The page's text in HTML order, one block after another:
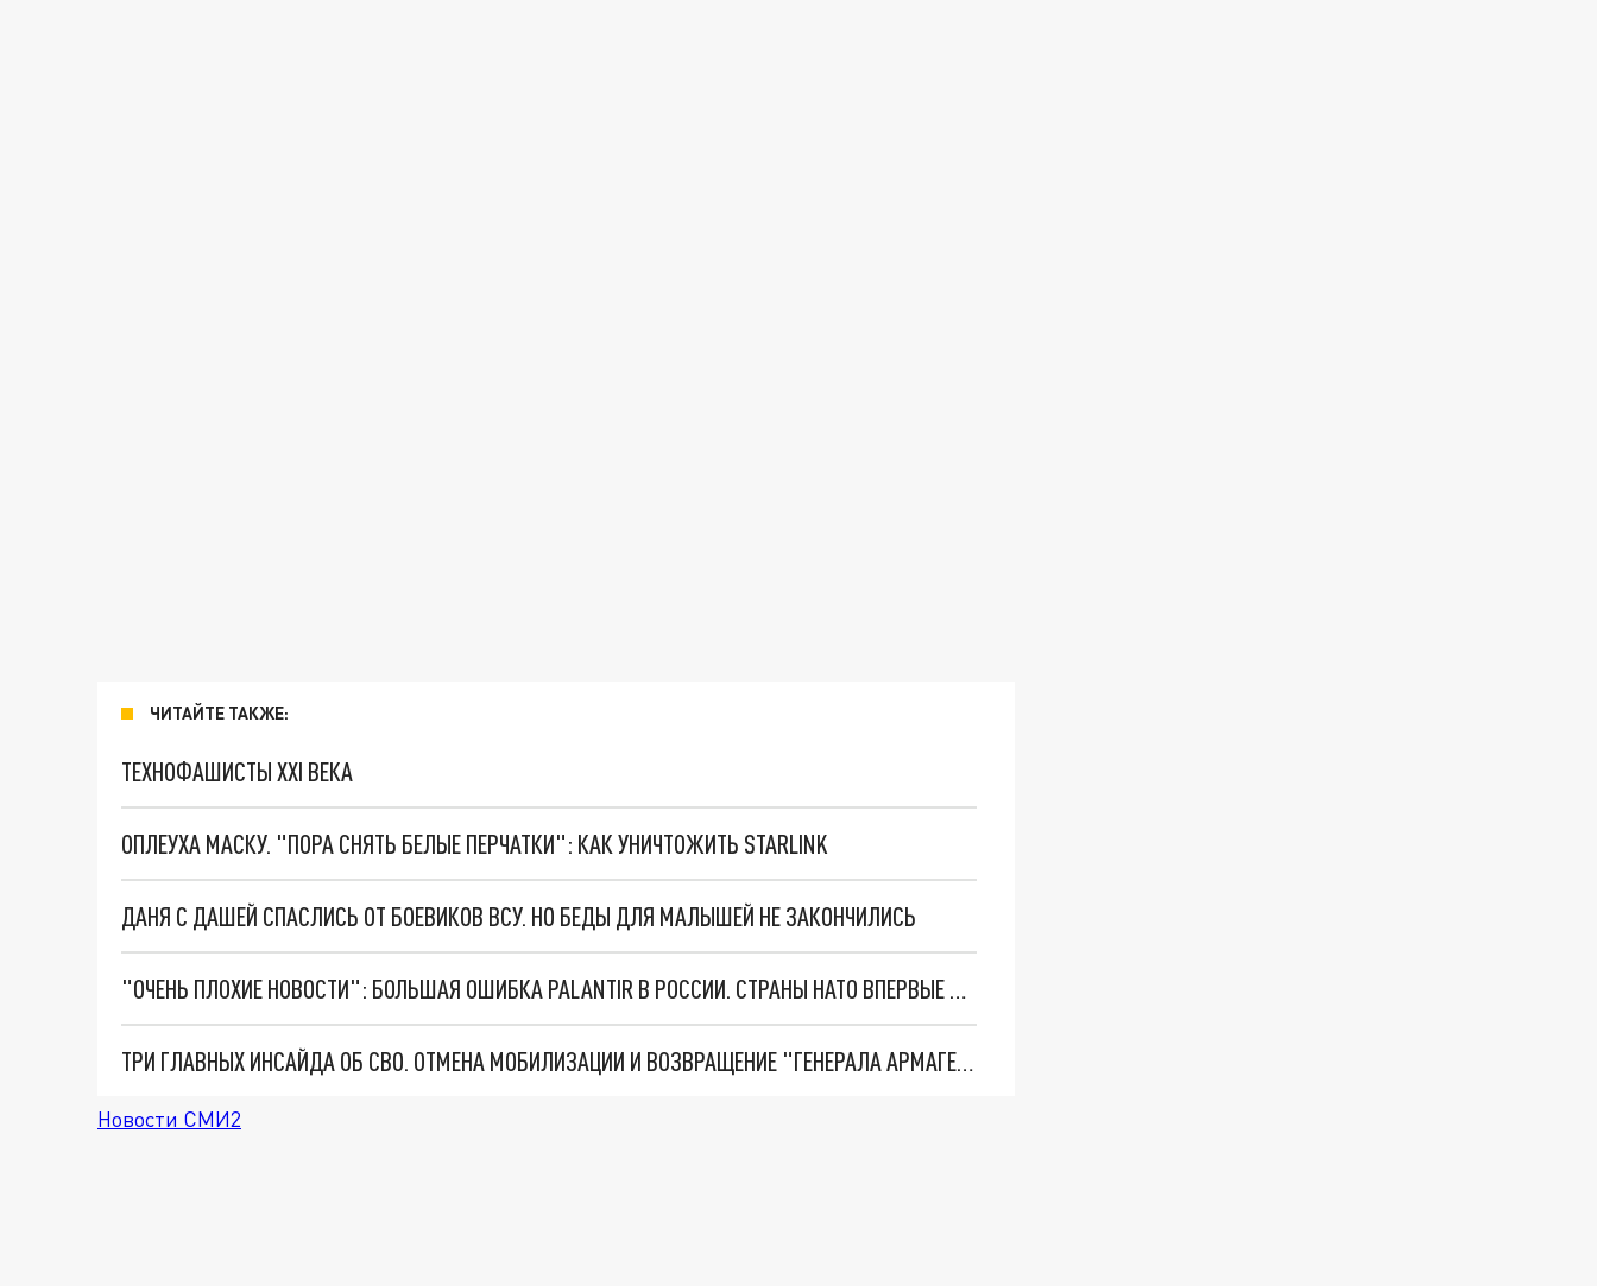
ЧИТАЙТЕ ТАКЖЕ:
ТЕХНОФАШИСТЫ XXI ВЕКА
ОПЛЕУХА МАСКУ. "ПОРА СНЯТЬ БЕЛЫЕ ПЕРЧАТКИ": КАК УНИЧТОЖИТЬ STARLINK
ДАНЯ С ДАШЕЙ СПАСЛИСЬ ОТ БОЕВИКОВ ВСУ. НО БЕДЫ ДЛЯ МАЛЫШЕЙ НЕ ЗАКОНЧИЛИСЬ
"ОЧЕНЬ ПЛОХИЕ НОВОСТИ": БОЛЬШАЯ ОШИБКА PALANTIR В РОССИИ. СТРАНЫ НАТО ВПЕРВЫЕ ЗА СВО ОСТАНОВИЛИ ПОСТАВКИ ОРУЖИЯ. ВСУ ТЕРЯЮТ ПРИГРАНИЧЬЕ?
ТРИ ГЛАВНЫХ ИНСАЙДА ОБ СВО. ОТМЕНА МОБИЛИЗАЦИИ И ВОЗВРАЩЕНИЕ "ГЕНЕРАЛА АРМАГЕДДОНА"? ОТЛИЧНЫЕ НОВОСТИ, КОТОРЫЕ ЖДАЛИ ВСЕ
Новости СМИ2